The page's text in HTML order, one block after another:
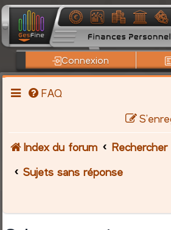
Connexion
FAQ
Index du forum
Rechercher
Sujets sans réponse